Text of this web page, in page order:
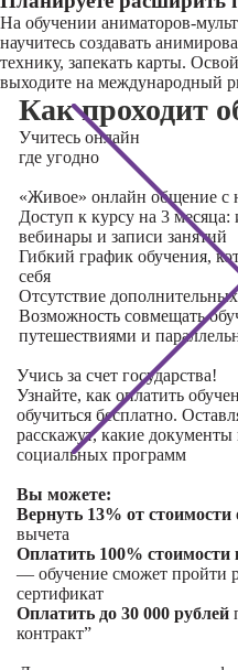
На обучении аниматоров-
научитесь создавать
технику, запекать карты.
выходите на международный
Как проходит
Учитесь онлайн
где угодно
«Живое» онлайн общение с
Доступ к курсу на 3 месяца:
вебинары и записи занятий
Гибкий график обучения,
себя
Отсутствие
Возможность совмещать
путешествиями и
Учись за счет государства!
Узнайте, как оплатить
обучиться бесплатно.
расскажут, какие
социальных программ
Вы можете:
Вернуть 13% от стоимости
вычета
Оплатить 100% стоимости
— обучение сможет пройти
сертификат
Оплатить до 30 000 рублей
контракт”